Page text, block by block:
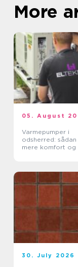
More
05. August
Varmepumper i
odsherred: sådan
mere komfort og
30. July 2026